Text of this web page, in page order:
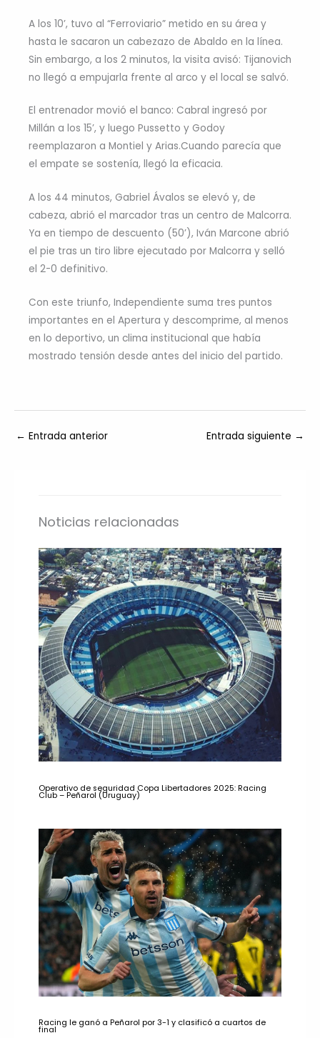
A los 10’, tuvo al “Ferroviario” metido en su área y
hasta le sacaron un cabezazo de Abaldo en la línea.
Sin embargo, a los 2 minutos, la visita avisó: Tijanovich
no llegó a empujarla frente al arco y el local se salvó.
El entrenador movió el banco: Cabral ingresó por
Millán a los 15’, y luego Pussetto y Godoy
reemplazaron a Montiel y Arias.Cuando parecía que
el empate se sostenía, llegó la eficacia.
A los 44 minutos, Gabriel Ávalos se elevó y, de
cabeza, abrió el marcador tras un centro de Malcorra.
Ya en tiempo de descuento (50’), Iván Marcone abrió
el pie tras un tiro libre ejecutado por Malcorra y selló
el 2-0 definitivo.
Con este triunfo, Independiente suma tres puntos
importantes en el Apertura y descomprime, al menos
en lo deportivo, un clima institucional que había
mostrado tensión desde antes del inicio del partido.
← Entrada anterior Entrada siguiente →
Noticias relacionadas
Operativo de seguridad Copa Libertadores 2025: Racing
Club – Peñarol (Uruguay)
Racing le ganó a Peñarol por 3-1 y clasificó a cuartos de
final